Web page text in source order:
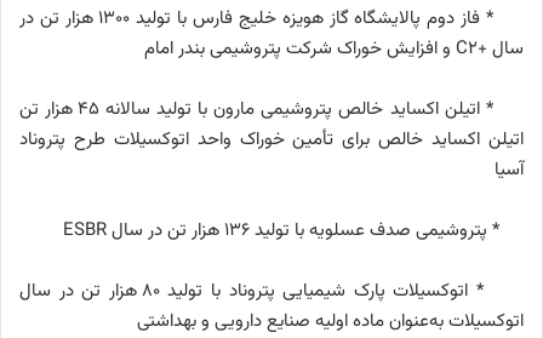
* فاز دوم پالایشگاه گاز هویزه خلیج فارس با تولید ۱۳۰۰ هزار تن در
سال +C2 و افزایش خوراک شرکت پتروشیمی بندر امام
* اتیلن اکساید خالص پتروشیمی مارون با تولید سالانه ۴۵ هزار تن
اتیلن اکساید خالص برای تأمین خوراک واحد اتوکسیلات طرح پتروناد
آسیا
* پتروشیمی صدف عسلویه با تولید ۱۳۶ هزار تن در سال ESBR
* اتوکسیلات پارک شیمیایی پتروناد با تولید ۸۰ هزار تن در سال
اتوکسیلات به‌عنوان ماده اولیه صنایع دارویی و بهداشتی